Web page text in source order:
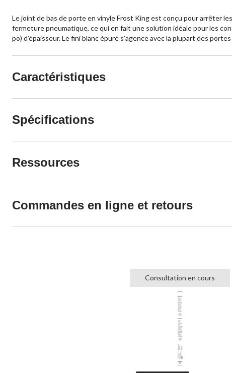
Le joint de bas de porte en vinyle Frost King est conçu pour arrêter
fermeture pneumatique, ce qui en fait une solution idéale pour les
po) d'épaisseur. Le fini blanc épuré s'agence avec la plupart des
Caractéristiques
Spécifications
Ressources
Commandes en ligne et retours
Consultation en cours